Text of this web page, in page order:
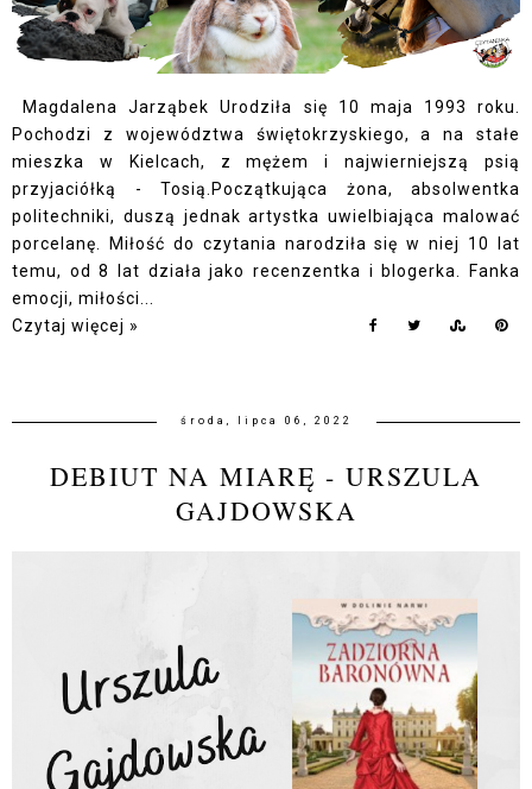
Magdalena Jarząbek Urodziła się 10 maja 1993 roku.
Pochodzi z województwa świętokrzyskiego, a na stałe
mieszka w Kielcach, z mężem i najwierniejszą psią
przyjaciółką - Tosią.Początkująca żona, absolwentka
politechniki, duszą jednak artystka uwielbiająca malować
porcelanę. Miłość do czytania narodziła się w niej 10 lat
temu, od 8 lat działa jako recenzentka i blogerka. Fanka
emocji, miłości...
Czytaj więcej »
środa, lipca 06, 2022
DEBIUT NA MIARĘ - URSZULA
GAJDOWSKA